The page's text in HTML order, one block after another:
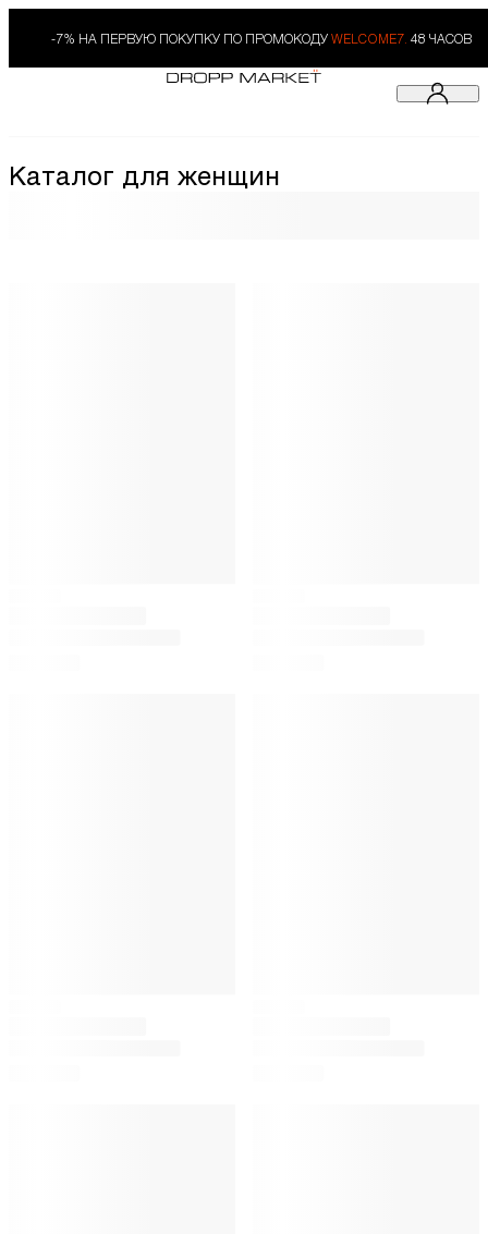
-7% НА ПЕРВУЮ ПОКУПКУ ПО ПРОМОКОДУ WELCOME7. 48 ЧАСОВ
Каталог для женщин